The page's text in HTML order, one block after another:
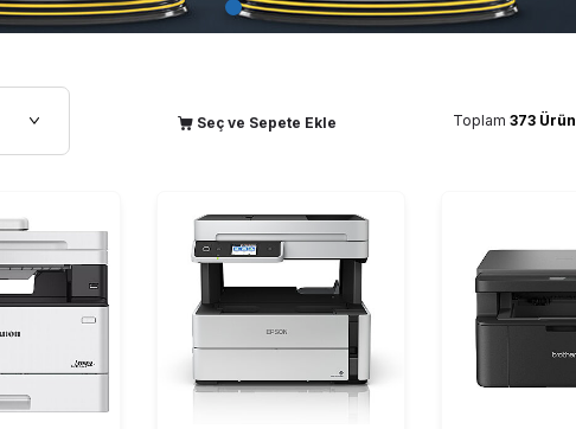
Seç ve Sepete Ekle Toplam 373 Ürün